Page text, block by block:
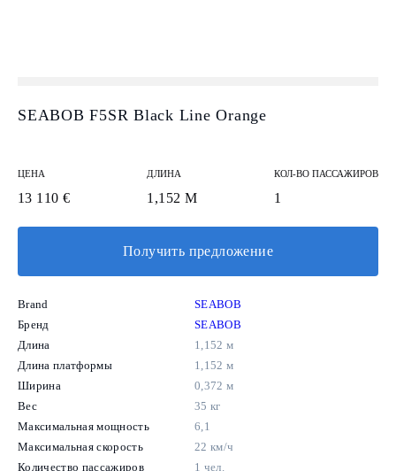
SEABOB F5SR Black Line Orange
Brand
SEABOB
Бренд
SEABOB
Длина
1,152 м
Длина платформы
1,152 м
Ширина
0,372 м
Вес
35 кг
Максимальная мощность
6,1
Максимальная скорость
22 км/ч
Количество пассажиров
1 чел.
ЦЕНА
13 110 €
ДЛИНА
1,152 М
КОЛ-ВО ПАССАЖИРОВ
1
Получить предложение